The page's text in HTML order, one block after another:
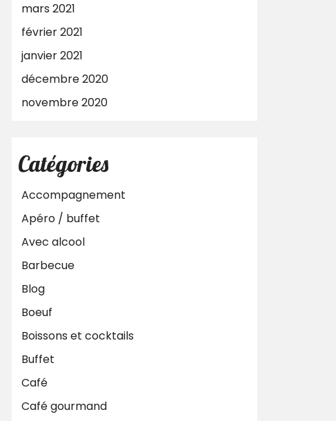
mars 2021
février 2021
janvier 2021
décembre 2020
novembre 2020
Catégories
Accompagnement
Apéro / buffet
Avec alcool
Barbecue
Blog
Boeuf
Boissons et cocktails
Buffet
Café
Café gourmand